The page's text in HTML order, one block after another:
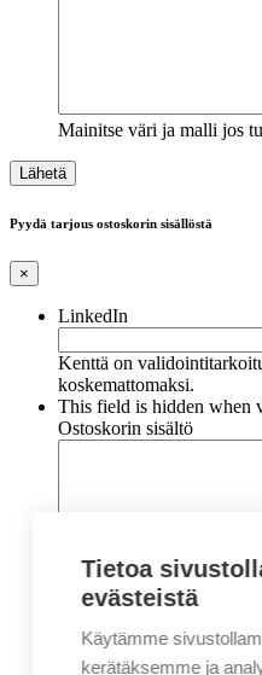
Mainitse väri ja malli jos
Pyydä tarjous ostoskorin sisällöstä
×
LinkedIn
Kenttä on
koskemattomaksi.
This field is hidden when
Ostoskorin sisältö
Nimi*
Tietoa
evästeistä
Käytämme
kerätäksemme ja